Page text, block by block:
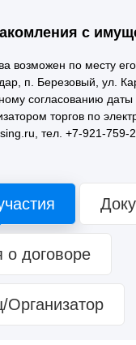
с
возможен по месту
п. Березовый, ул.
согласованию
торгов по
тел. +7-921-759-
о договоре
Организатор